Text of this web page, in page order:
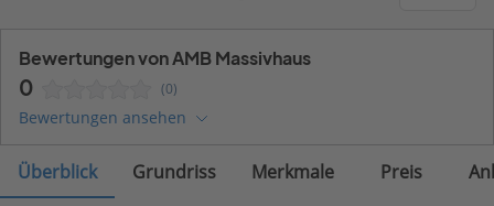
Bewertungen von AMB Massivhaus
0 (0)
Bewertungen ansehen
Überblick Grundriss Merkmale Preis